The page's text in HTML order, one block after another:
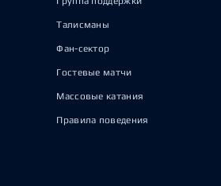
Талисманы
Фан-сектор
Гостевые матчи
Массовые катания
Правила поведения